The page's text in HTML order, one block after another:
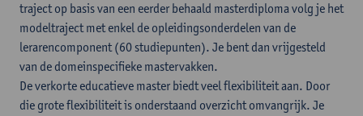
traject op basis van een eerder behaald masterdiploma volg je het
modeltraject met enkel de opleidingsonderdelen van de
lerarencomponent (60 studiepunten). Je bent dan vrijgesteld
van de domeinspecifieke mastervakken.
De verkorte educatieve master biedt veel flexibiliteit aan. Door
die grote flexibiliteit is onderstaand overzicht omvangrijk. Je